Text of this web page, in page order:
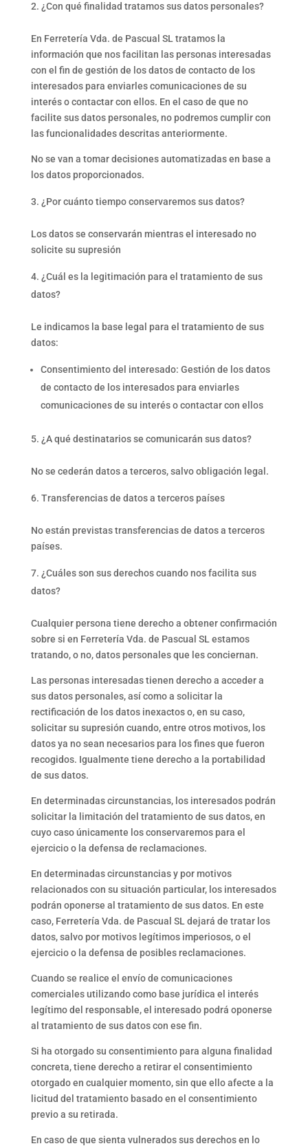
¿Con qué finalidad tratamos sus datos personales?
En Ferretería Vda. de Pascual SL tratamos la
información que nos facilitan las personas interesadas
con el fin de gestión de los datos de contacto de los
interesados para enviarles comunicaciones de su
interés o contactar con ellos. En el caso de que no
facilite sus datos personales, no podremos cumplir con
las funcionalidades descritas anteriormente.
No se van a tomar decisiones automatizadas en base a
los datos proporcionados.
¿Por cuánto tiempo conservaremos sus datos?
Los datos se conservarán mientras el interesado no
solicite su supresión
¿Cuál es la legitimación para el tratamiento de sus
datos?
Le indicamos la base legal para el tratamiento de sus
datos:
Consentimiento del interesado: Gestión de los datos
de contacto de los interesados para enviarles
comunicaciones de su interés o contactar con ellos
¿A qué destinatarios se comunicarán sus datos?
No se cederán datos a terceros, salvo obligación legal.
Transferencias de datos a terceros países
No están previstas transferencias de datos a terceros
países.
¿Cuáles son sus derechos cuando nos facilita sus
datos?
Cualquier persona tiene derecho a obtener confirmación
sobre si en Ferretería Vda. de Pascual SL estamos
tratando, o no, datos personales que les conciernan.
Las personas interesadas tienen derecho a acceder a
sus datos personales, así como a solicitar la
rectificación de los datos inexactos o, en su caso,
solicitar su supresión cuando, entre otros motivos, los
datos ya no sean necesarios para los fines que fueron
recogidos. Igualmente tiene derecho a la portabilidad
de sus datos.
En determinadas circunstancias, los interesados podrán
solicitar la limitación del tratamiento de sus datos, en
cuyo caso únicamente los conservaremos para el
ejercicio o la defensa de reclamaciones.
En determinadas circunstancias y por motivos
relacionados con su situación particular, los interesados
podrán oponerse al tratamiento de sus datos. En este
caso, Ferretería Vda. de Pascual SL dejará de tratar los
datos, salvo por motivos legítimos imperiosos, o el
ejercicio o la defensa de posibles reclamaciones.
Cuando se realice el envío de comunicaciones
comerciales utilizando como base jurídica el interés
legítimo del responsable, el interesado podrá oponerse
al tratamiento de sus datos con ese fin.
Si ha otorgado su consentimiento para alguna finalidad
concreta, tiene derecho a retirar el consentimiento
otorgado en cualquier momento, sin que ello afecte a la
licitud del tratamiento basado en el consentimiento
previo a su retirada.
En caso de que sienta vulnerados sus derechos en lo